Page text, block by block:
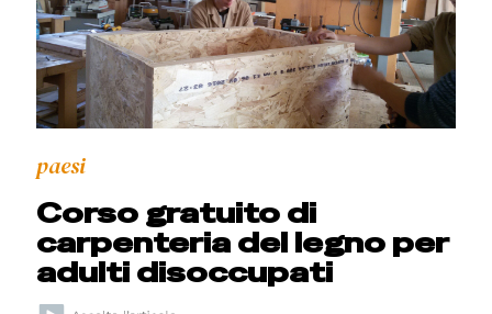
paesi
Corso gratuito di
carpenteria del legno per
adulti disoccupati